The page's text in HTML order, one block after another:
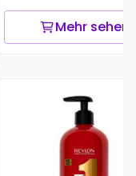
Mehr sehen